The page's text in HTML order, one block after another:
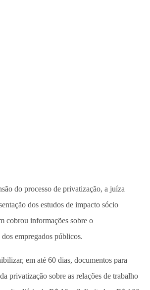
do processo de privatização, a juíza
dos estudos de impacto sócio
cobrou informações sobre o
empregados públicos.
em até 60 dias, documentos para
privatização sobre as relações de trabalho